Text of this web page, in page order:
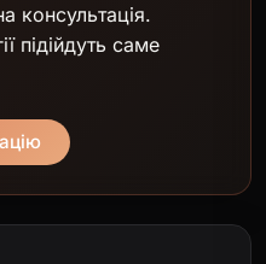
консультація.
підійдуть саме